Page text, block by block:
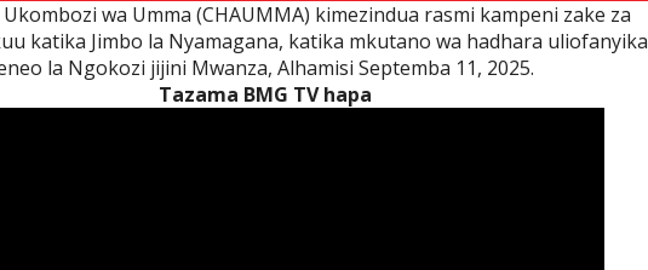
Ukombozi wa Umma (CHAUMMA) kimezindua rasmi kampeni zake za
katika Jimbo la Nyamagana, katika mkutano wa hadhara uliofanyika
la Ngokozi jijini Mwanza, Alhamisi Septemba 11, 2025.
Tazama BMG TV hapa